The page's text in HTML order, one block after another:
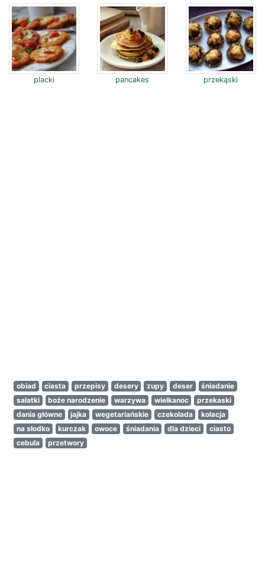
placki pancakes przekąski
obiad ciasta przepisy desery zupy deser
śniadanie
salatki
boże narodzenie warzywa wielkanoc
przekaski
dania główne
jajka wegetariańskie czekolada
kolacja
na słodko
kurczak owoce śniadania dla dzieci
ciasto
cebula
przetwory